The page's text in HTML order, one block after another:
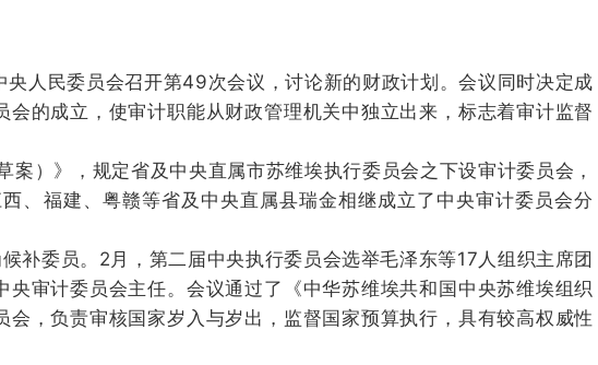
人民委员会召开第49次会议，讨论新的财政计划。会议同时决定成
会的成立，使审计职能从财政管理机关中独立出来，标志着审计监督
》，规定省及中央直属市苏维埃执行委员会之下设审计委员会，
、福建、粤赣等省及中央直属县瑞金相继成立了中央审计委员会分
补委员。 2月，第二届中央执行委员会选举毛泽东等17人组织主席团
审计委员会主任。 会议通过了《中华苏维埃共和国中央苏维埃组织
，负责审核国家岁入与岁出，监督国家预算执行，具有较高权威性